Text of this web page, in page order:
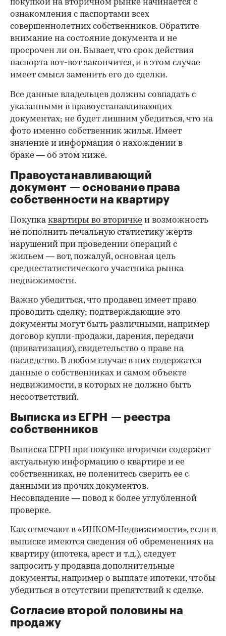
покупкой на вторичном рынке начинается с
ознакомления с паспортами всех
совершеннолетних собственников. Обратите
внимание на состояние документа и не
просрочен ли он. Бывает, что срок действия
паспорта вот-вот закончится, и в этом случае
имеет смысл заменить его до сделки.
00:00 / 00:00
Все данные владельцев должны совпадать с
указанными в правоустанавливающих
документах; не будет лишним убедиться, что на
фото именно собственник жилья. Имеет
значение и информация о нахождении в
браке — об этом ниже.
Правоустанавливающий
документ — основание права
собственности на квартиру
Покупкаквартиры во вторичке и возможность
не пополнить печальную статистику жертв
нарушений при проведении операций с
жильем — вот, пожалуй, основная цель
среднестатистического участника рынка
недвижимости.
Важно убедиться, что продавец имеет право
проводить сделку; подтверждающие это
документы могут быть различными, например
договор купли-продажи, дарения, передачи
(приватизация), свидетельство о праве на
наследство. В любом случае в них содержатся
данные о собственниках и самом объекте
недвижимости, в которых не должно быть
несоответствий.
Выписка из ЕГРН — реестра
собственников
Выписка ЕГРН при покупке вторички содержит
актуальную информацию о квартире и ее
собственниках, не поленитесь сверить ее с
данными из прочих документов.
Несовпадение — повод к более углубленной
проверке.
Как отмечают в «ИНКОМ-Недвижимости», если в
выписке имеются сведения об обременениях на
квартиру (ипотека, арест и т.д.), следует
запросить у продавца дополнительные
документы, например о выплате ипотеки, чтобы
убедиться в отсутствии препятствий к сделке.
Согласие второй половины на
продажу